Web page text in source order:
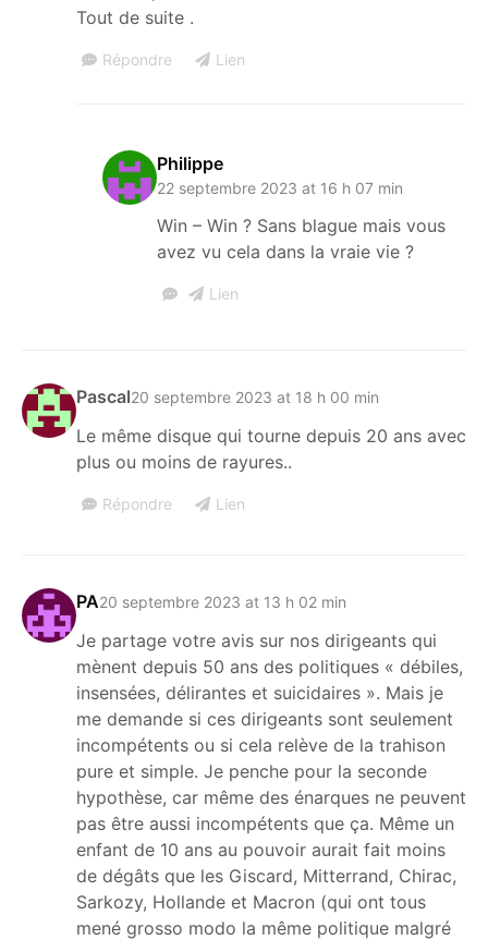
Tout de suite .
Répondre Lien
Philippe
22 septembre 2023 at 16 h 07 min
Win – Win ? Sans blague mais vous
avez vu cela dans la vraie vie ?
Lien
Pascal20 septembre 2023 at 18 h 00 min
Le même disque qui tourne depuis 20 ans avec
plus ou moins de rayures..
Répondre Lien
PA20 septembre 2023 at 13 h 02 min
Je partage votre avis sur nos dirigeants qui
mènent depuis 50 ans des politiques « débiles,
insensées, délirantes et suicidaires ». Mais je
me demande si ces dirigeants sont seulement
incompétents ou si cela relève de la trahison
pure et simple. Je penche pour la seconde
hypothèse, car même des énarques ne peuvent
pas être aussi incompétents que ça. Même un
enfant de 10 ans au pouvoir aurait fait moins
de dégâts que les Giscard, Mitterrand, Chirac,
Sarkozy, Hollande et Macron (qui ont tous
mené grosso modo la même politique malgré